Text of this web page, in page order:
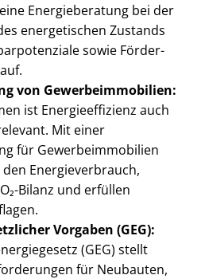
Energieberatung bei der
energetischen Zustands
sowie För­der­
von Ge­wer­be­im­mo­bi­li­en:
ist En­er­gie­ef­fi­zi­enz auch
Mit einer
für Ge­wer­be­im­mo­bi­li­en
En­er­gie­ver­brauch,
Bilanz und erfüllen
Vorgaben (GEG):
(GEG) stellt
für Neubauten,